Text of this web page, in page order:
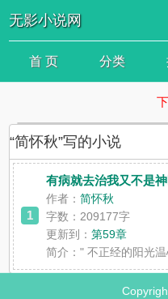
无影小说网
首 页 分类
“简怀秋”写的小说
1
有病就去治我又不是
作者：简怀秋
字数：209177字
更新到：第59章
简介：" 不正经的阳光